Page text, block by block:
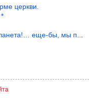
церкви.
еще-бы, мы понимали это…